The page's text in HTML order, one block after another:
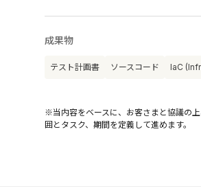
成果物
テスト計画書 ソースコード IaC
※当内容をベースに、お客さまと協議の
囲とタスク、期間を定義して進めます。